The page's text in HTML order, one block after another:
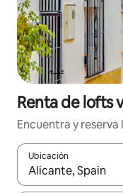
Renta de lofts
Encuentra y
Ubicación
Cuando los